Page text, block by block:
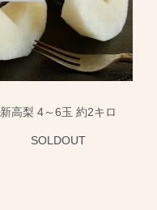
新高梨 4～6玉 約2キロ
SOLDOUT